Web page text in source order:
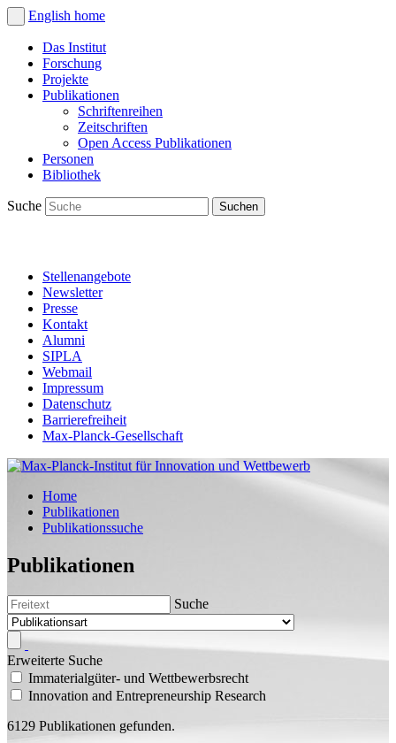
English home
Das Institut
Forschung
Projekte
Publikationen
Schriftenreihen
Zeitschriften
Open Access Publikationen
Personen
Bibliothek
Suche
Stellenangebote
Newsletter
Presse
Kontakt
Alumni
SIPLA
Webmail
Impressum
Datenschutz
Barrierefreiheit
Max-Planck-Gesellschaft
Home
Publikationen
Publikationssuche
Publikationen
Suche
Erweiterte Suche
Immaterialgüter- und Wettbewerbsrecht
Innovation and Entrepreneurship Research
6129 Publikationen gefunden.